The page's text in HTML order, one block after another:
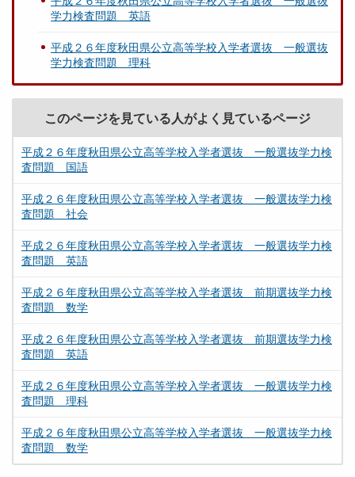
学力検査問題 英語
平成２６年度秋田県公立高等学校入学者選抜 一般選抜
学力検査問題 理科
このページを見ている人がよく見ているページ
平成２６年度秋田県公立高等学校入学者選抜 一般選抜学力検
査問題 国語
平成２６年度秋田県公立高等学校入学者選抜 一般選抜学力検
査問題 社会
平成２６年度秋田県公立高等学校入学者選抜 一般選抜学力検
査問題 英語
平成２６年度秋田県公立高等学校入学者選抜 前期選抜学力検
査問題 数学
平成２６年度秋田県公立高等学校入学者選抜 前期選抜学力検
査問題 英語
平成２６年度秋田県公立高等学校入学者選抜 一般選抜学力検
査問題 理科
平成２６年度秋田県公立高等学校入学者選抜 一般選抜学力検
査問題 数学